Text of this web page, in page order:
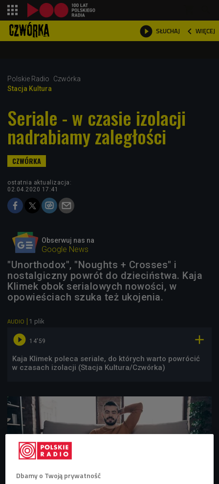
 SŁUCHAJ  WIĘCEJ

Polskie Radio
Czwórka
Stacja Kultura
Seriale - w czasie izolacji
nadrabiamy zaległości
ostatnia aktualizacja:
02.04.2020 17:41
Obserwuj nas na
Google News
"Unorthodox", "Noughts + Crosses" i
nostalgiczny powrót do dzieciństwa. Kaja
Klimek obok serialowych nowości, w
opowieściach szuka też ukojenia.
AUDIO 1 plik
 14'59 
Kaja Klimek poleca seriale, do których warto powrócić
w czasach izolacji (Stacja Kultura/Czwórka)
Dbamy o Twoją prywatność